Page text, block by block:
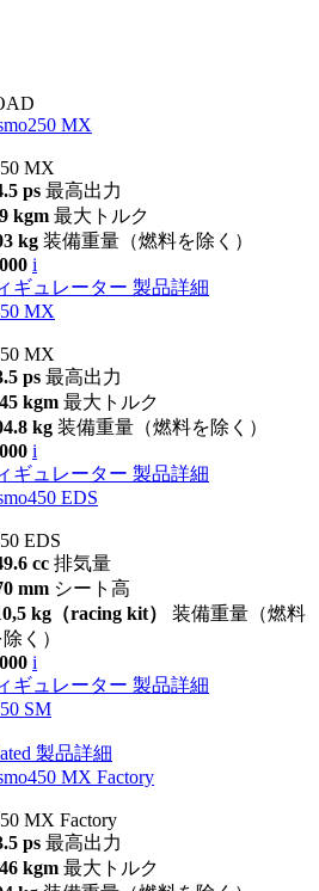
MX
MX
ps 最高出力
kgm 最大トルク
kg 装備重量（燃料を除く）
i
ギュレーター 製品詳細
MX
MX
ps 最高出力
kgm 最大トルク
kg 装備重量（燃料を除く）
i
ギュレーター 製品詳細
EDS
EDS
cc 排気量
mm シート高
kg（racing kit） 装備重量（燃料
く）
i
ギュレーター 製品詳細
SM
製品詳細
MX Factory
MX Factory
ps 最高出力
kgm 最大トルク